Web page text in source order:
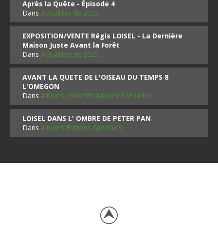
Après la Quête - Épisode 4
DansActualités de 2025
EXPOSITION/VENTE Régis LOISEL - La Dernière
Maison Juste Avant la Forêt
DansActualités de 2025
AVANT LA QUETE DE L'OISEAU DU TEMPS 8
L'OMEGON
DansAlbums collectifs Albums Scénarios
LOISEL DANS L' OMBRE DE PETER PAN
DansAlbums Editions Spéciales